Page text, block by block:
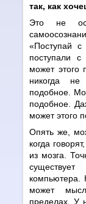
так, как
Это не
«Поступай с
поступали
может этого
никогда не
подобное.
подобное.
может этого
Опять же,
когда
из мозга.
компьютера.
может
пределах. У